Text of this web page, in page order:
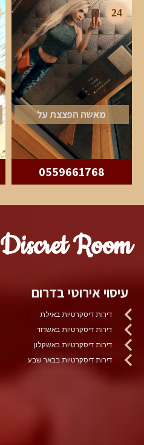
24
מאשה הפצצת על
0559661768
Discret Room
עיסוי אירוטי בדרום
דירות דיסקרטיות באילת
דירות דיסקרטיות באשדוד
דירות דיסקרטיות באשקלון
דירות דיסקרטיות בבאר שבע